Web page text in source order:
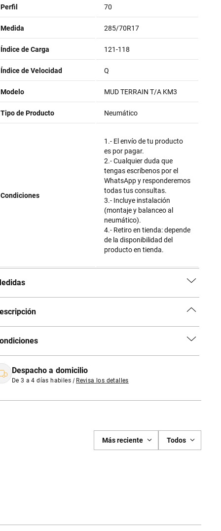
Perfil 70
Medida 285/70R17
Índice de Carga 121-118
Índice de Velocidad Q
Modelo MUD TERRAIN T/A KM3
Tipo de Producto Neumático
Condiciones
1.- El envío de tu producto
es por pagar.
2.- Cualquier duda que
tengas escríbenos por el
WhatsApp y responderemos
todas tus consultas.
3.- Incluye instalación
(montaje y balanceo al
neumático).
4.- Retiro en tienda: depende
de la disponibilidad del
producto en tienda.
Despacho a domicilio
De 3 a 4 días habiles | Revisa los detalles
Más reciente Todos